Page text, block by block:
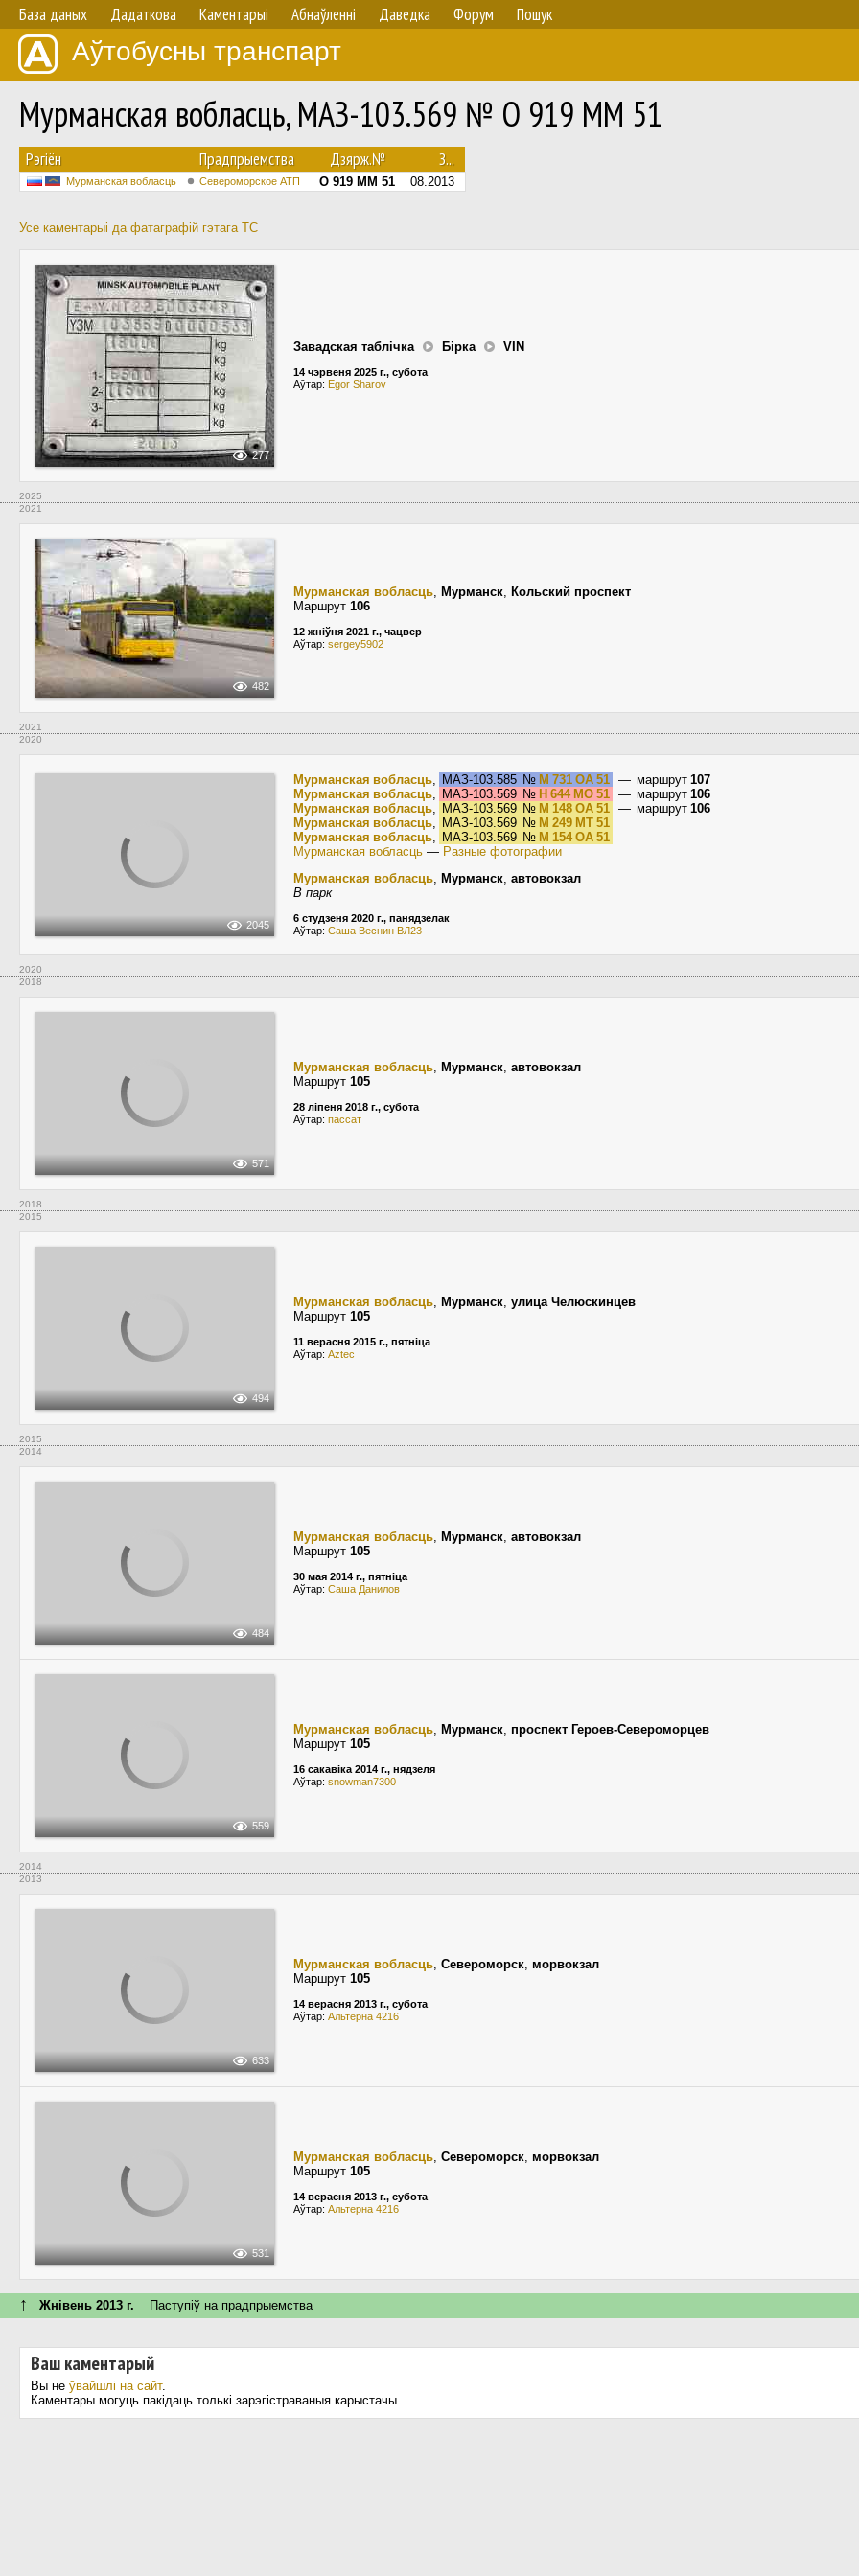
База даных Дадаткова Каментарыі Абнаўленнi Даведка Форум Пошук
Аўтобусны транспарт
Мурманская вобласць, МАЗ-103.569 № О 919 ММ 51
Рэгіён Прадпрыемства Дзярж.№ З...
Мурманская вобласць Североморское АТП О 919 ММ 51 08.2013
Усе каментарыі да фатаграфій гэтага ТС
277
Завадская таблічка Бірка VIN
14 чэрвеня 2025 г., субота
Аўтар: Egor Sharov
2025
2021
482
Мурманская вобласць, Мурманск, Кольский проспект
Маршрут 106
12 жніўня 2021 г., чацвер
Аўтар: sergey5902
2021
2020
2045
Мурманская вобласць, МАЗ-103.585 № М 731 ОА 51 — маршрут 107
Мурманская вобласць, МАЗ-103.569 № Н 644 МО 51 — маршрут 106
Мурманская вобласць, МАЗ-103.569 № М 148 ОА 51 — маршрут 106
Мурманская вобласць, МАЗ-103.569 № М 249 МТ 51
Мурманская вобласць, МАЗ-103.569 № М 154 ОА 51
Мурманская вобласць — Разные фотографии
Мурманская вобласць, Мурманск, автовокзал
В парк
6 студзеня 2020 г., панядзелак
Аўтар: Саша Веснин ВЛ23
2020
2018
571
Мурманская вобласць, Мурманск, автовокзал
Маршрут 105
28 ліпеня 2018 г., субота
Аўтар: пассат
2018
2015
494
Мурманская вобласць, Мурманск, улица Челюскинцев
Маршрут 105
11 верасня 2015 г., пятніца
Аўтар: Aztec
2015
2014
484
Мурманская вобласць, Мурманск, автовокзал
Маршрут 105
30 мая 2014 г., пятніца
Аўтар: Саша Данилов
559
Мурманская вобласць, Мурманск, проспект Героев-Североморцев
Маршрут 105
16 сакавіка 2014 г., нядзеля
Аўтар: snowman7300
2014
2013
633
Мурманская вобласць, Североморск, морвокзал
Маршрут 105
14 верасня 2013 г., субота
Аўтар: Альтерна 4216
531
Мурманская вобласць, Североморск, морвокзал
Маршрут 105
14 верасня 2013 г., субота
Аўтар: Альтерна 4216
↑ Жнівень 2013 г. Паступiў на прадпрыемства
Ваш каментарый
Вы не ўвайшлі на сайт.
Каментары могуць пакідаць толькі зарэгістраваныя карыстачы.